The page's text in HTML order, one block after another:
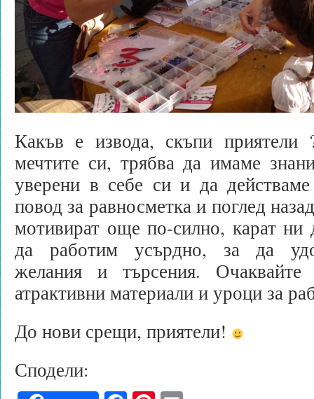
Какъв е извода, скъпи приятели
мечтите си, трябва да имаме
уверени в себе си и да
повод за равносметка и поглед
мотивират още по-силно, карат
да работим усърдно, за да
желания и търсения.
атрактивни материали и уроци за
До нови срещи, приятели!
Сподели: